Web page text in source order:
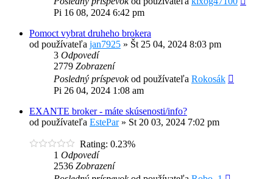
Pi 16 08, 2024 6:42 pm
Pomoct vybrat druheho brokera
od používateľa jan7925 » Št 25 04, 2024 8:03 pm
3 Odpovedí
2779 Zobrazení
Posledný príspevokod používateľa Rokosák
Pi 26 04, 2024 1:08 am
EXANTE broker - máte skúsenosti/info?
od používateľa EstePar» St 20 03, 2024 7:02 pm
Rating: 0.23%
1 Odpovedí
2536 Zobrazení